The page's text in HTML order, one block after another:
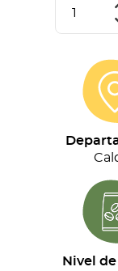
Tripack
c/u)
cantidad
Nivel